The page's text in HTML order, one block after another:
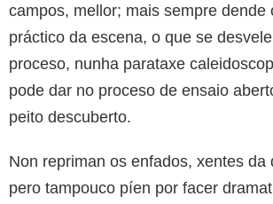
campos, mellor; mais sempre dende
práctico da escena, o que se
proceso, nunha parataxe
pode dar no proceso de ensaio
peito descuberto.
Non repriman os enfados, xentes da
pero tampouco píen por facer